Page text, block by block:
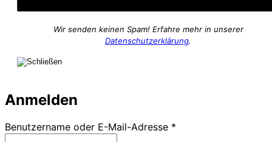
Wir senden keinen Spam! Erfahre mehr in unserer
Datenschutzerklärung.
Anmelden
Benutzername oder E-Mail-Adresse *